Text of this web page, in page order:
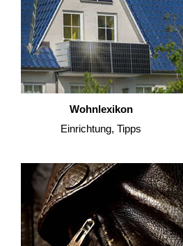
Wohnlexikon
Einrichtung, Tipps